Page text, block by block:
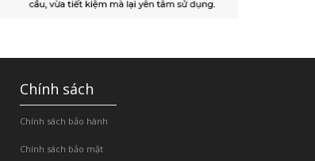
Chính sách
Chính sách bảo hành
Chính sách bảo mật